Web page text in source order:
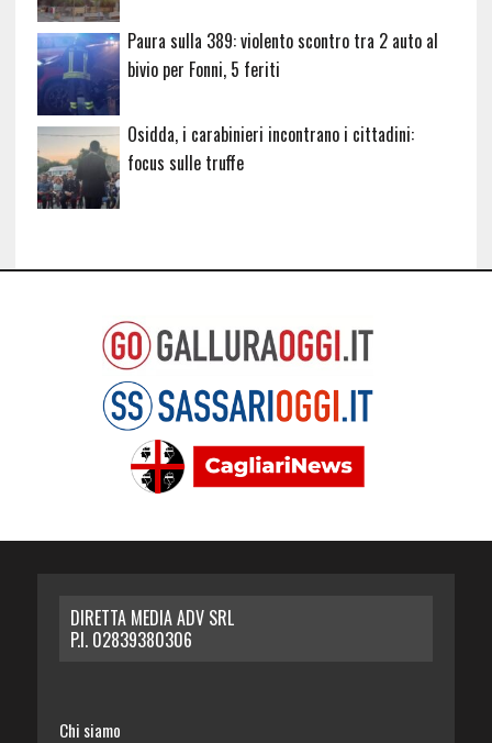
Paura sulla 389: violento scontro tra 2 auto al
bivio per Fonni, 5 feriti
Osidda, i carabinieri incontrano i cittadini:
focus sulle truffe
DIRETTA MEDIA ADV SRL
P.I. 02839380306
Chi siamo